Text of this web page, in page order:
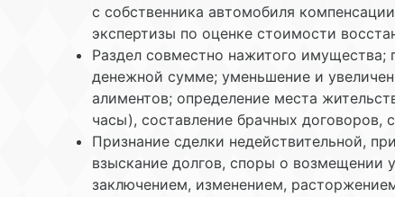
с собственника автомобиля
экспертизы по оценке стоимости
Раздел совместно нажитого
денежной сумме; уменьшение и
алиментов; определение места
часы), составление брачных договоров,
Признание сделки недействительной,
взыскание долгов, споры о возмещении
заключением, изменением,